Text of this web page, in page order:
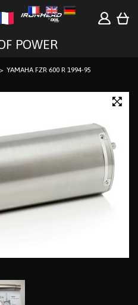
POWER
YAMAHA FZR 600 R 1994-95